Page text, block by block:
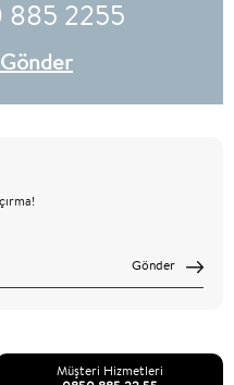
885 2255
Gönder
Müşteri Hizmetleri